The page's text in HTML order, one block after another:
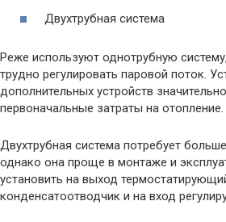
Двухтрубная система
Реже используют однотрубную
трудно регулировать паровой поток.
дополнительных устройств
первоначальные затраты на отопление.
Двухтрубная система потребует
однако она проще в монтаже и
установить на выход
конденсатоотводчик и на вход